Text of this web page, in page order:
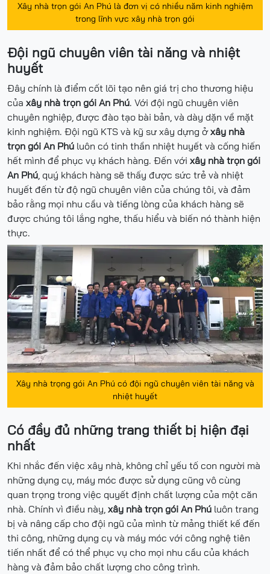
Xây nhà trọn gói An Phú là đơn vị có nhiều năm kinh nghiệm
trong lĩnh vực xây nhà trọn gói
Đội ngũ chuyên viên tài năng và nhiệt
huyết
Đây chính là điểm cốt lõi tạo nên giá trị cho thương hiệu
của xây nhà trọn gói An Phú. Với đội ngũ chuyên viên
chuyên nghiệp, được đào tạo bài bản, và dày dặn về mặt
kinh nghiệm. Đội ngũ KTS và kỹ sư xây dựng ởxây nhà
trọn gói An Phú luôn có tinh thần nhiệt huyết và cống hiến
hết mình để phục vụ khách hàng. Đến với xây nhà trọn gói
An Phú , quý khách hàng sẽ thấy được sức trẻ và nhiệt
huyết đến từ độ ngũ chuyên viên của chúng tôi, và đảm
bảo rằng mọi nhu cầu và tiếng lòng của khách hàng sẽ
được chúng tôi lắng nghe, thấu hiểu và biến nó thành hiện
thực.
Xây nhà trọng gói An Phú có đội ngũ chuyên viên tài năng và
nhiệt huyết
Có đầy đủ những trang thiết bị hiện đại
nhất
Khi nhắc đến việc xây nhà, không chỉ yếu tố con người mà
những dụng cụ, máy móc được sử dụng cũng vô cùng
quan trọng trong việc quyết định chất lượng của một căn
nhà. Chính vì điều này, xây nhà trọn gói An Phú luôn trang
bị và nâng cấp cho đội ngũ của mình từ mảng thiết kế đến
thi công, những dụng cụ và máy móc với công nghệ tiên
tiến nhất để có thể phục vụ cho mọi nhu cầu của khách
hàng và đảm bảo chất lượng cho công trình.